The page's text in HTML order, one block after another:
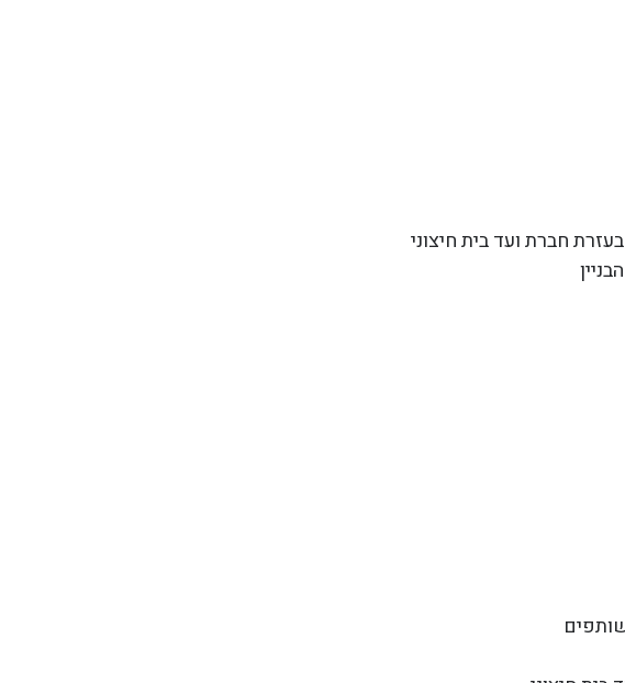
חברת ועד בית חיצוני